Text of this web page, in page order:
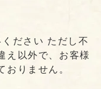
ださい ただし不
え以外で、お客様
おりません。